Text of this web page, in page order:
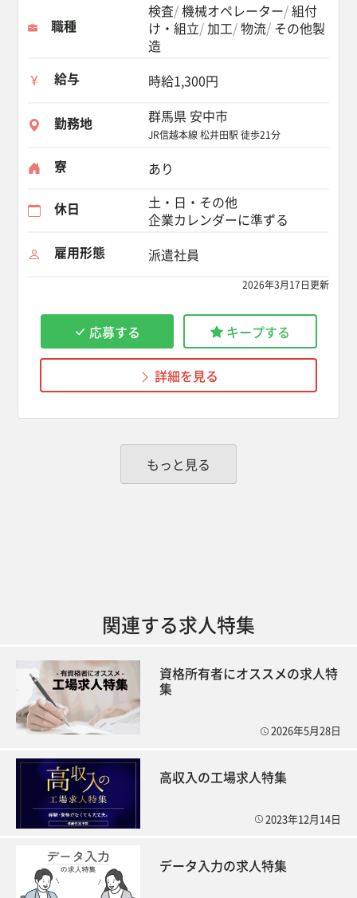
職種
検査 機械オペレーター 組付
け・組立 加工 物流 その他製
造
給与
時給1,300円
勤務地 群馬県 安中市
JR信越本線 松井田駅 徒歩21分
寮 あり
休日
土・日・その他
企業カレンダーに準ずる
雇用形態
派遣社員
2026年3月17日更新
応募する キープする
詳細を見る
もっと見る
関連する求人特集
資格所有者にオススメの求人特
集
2026年5月28日
高収入の工場求人特集
2023年12月14日
データ入力の求人特集